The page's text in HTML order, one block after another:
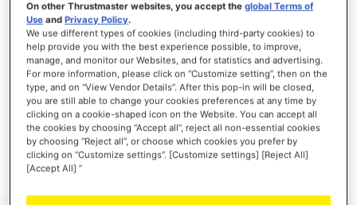
NUEVOS CLIENTES
Crear una cuenta tiene muchos beneficios: Pago más rápido, guardar más de una
dirección, seguimiento de pedidos y mucho más.
CREAR UNA CUENTA
On other Thrustmaster websites, you accept theglobal Terms of
Use andPrivacy Policy.
We use different types of cookies (including third-party cookies) to
help provide you with the best experience possible, to improve,
manage, and monitor our Websites, and for statistics and advertising.
For more information, please click on “Customize setting”, then on the
type, and on “View Vendor Details”. After this pop-in will be closed,
you are still able to change your cookies preferences at any time by
clicking on a cookie-shaped icon on the Website. You can accept all
the cookies by choosing “Accept all”, reject all non-essential cookies
by choosing “Reject all”, or choose which cookies you prefer by
clicking on “Customize settings”. [Customize settings] [Reject All]
[Accept All] ”